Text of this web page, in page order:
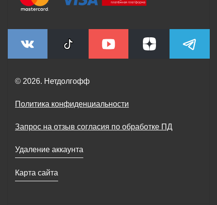
© 2026. Нетдолгофф
Политика конфиденциальности
Запрос на отзыв согласия по обработке ПД
Удаление аккаунта
Карта сайта